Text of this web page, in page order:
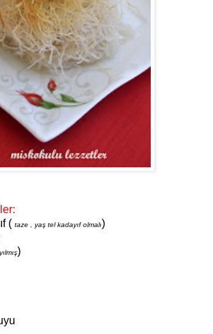
( taze , yaş tel kadayıf olmalı)
)